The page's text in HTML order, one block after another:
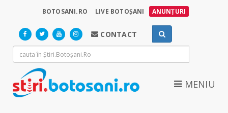
BOTOSANI.RO LIVE BOTOȘANI ANUNȚURI
CONTACT
MENIU